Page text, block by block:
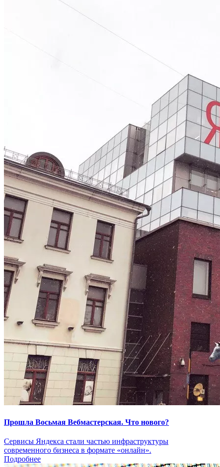
Прошла Восьмая Вебмастерская. Что нового?
Сервисы Яндекса стали частью инфраструктуры
современного бизнеса в формате «онлайн».
Подробнее